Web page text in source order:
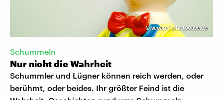
©secam | photocase.de
Schummeln
Nur nicht die Wahrheit
Schummler und Lügner können reich werden, oder
berühmt, oder beides. Ihr größter Feind ist die